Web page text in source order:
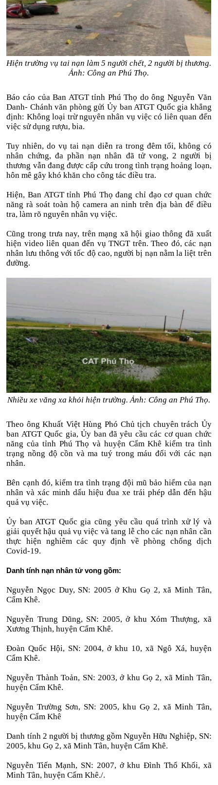
Hiện trường vụ tai nạn làm 5 người chết, 2 người bị thương.
Ảnh: Công an Phú Thọ.
Báo cáo của Ban ATGT tỉnh Phú Thọ do ông Nguyễn Văn
Danh- Chánh văn phòng gửi Ủy ban ATGT Quốc gia khẳng
định: Không loại trừ nguyên nhân vụ việc có liên quan đến
việc sử dụng rượu, bia.
Tuy nhiên, do vụ tai nạn diễn ra trong đêm tối, không có
nhân chứng, đa phần nạn nhân đã tử vong, 2 người bị
thương vẫn đang được cấp cứu trong tình trạng hoảng loạn,
hôn mê gây khó khăn cho công tác điều tra.
Hiện, Ban ATGT tỉnh Phú Thọ đang chỉ đạo cơ quan chức
năng rà soát toàn hộ camera an ninh trên địa bàn để điều
tra, làm rõ nguyên nhân vụ việc.
Cũng trong trưa nay, trên mạng xã hội giao thông đã xuất
hiện video liên quan đến vụ TNGT trên. Theo đó, các nạn
nhân lưu thông với tốc độ cao, người bị nạn nằm la liệt trên
đường.
Nhiều xe văng xa khỏi hiện trường. Ảnh: Công an Phú Thọ.
Theo ông Khuất Việt Hùng Phó Chủ tịch chuyên trách Ủy
ban ATGT Quốc gia, Ủy ban đã yêu cầu các cơ quan chức
năng của tỉnh Phú Thọ và huyện Cẩm Khê kiểm tra tình
trạng nồng độ cồn và ma tuý trong máu đối với các nạn
nhân.
Bên cạnh đó, kiểm tra tình trạng đội mũ bảo hiểm của nạn
nhân và xác minh dấu hiệu đua xe trái phép dẫn đến hậu
quả vụ việc.
Ủy ban ATGT Quốc gia cũng yêu cầu quá trình xử lý và
giải quyết hậu quả vụ việc và tang lễ cho các nạn nhân cần
thực hiện nghiêm các quy định về phòng chống dịch
Covid-19.
Danh tính nạn nhân tử vong gồm:
Nguyễn Ngọc Duy, SN: 2005 ở Khu Gọ 2, xã Minh Tân,
Cẩm Khê.
Nguyễn Trung Dũng, SN: 2005, ở khu Xóm Thượng, xã
Xương Thịnh, huyện Cẩm Khê.
Đoàn Quốc Hội, SN: 2004, ở khu 10, xã Ngô Xá, huyện
Cẩm Khê.
Nguyễn Thành Toản, SN: 2003, ở khu Gọ 2, xã Minh Tân,
huyện Cẩm Khê.
Nguyễn Trường Sơn, SN: 2005, khu Gọ 2, xã Minh Tân,
huyện Cẩm Khê
Danh tính 2 người bị thương gồm Nguyễn Hữu Nghiệp, SN:
2005, khu Gọ 2, xã Minh Tân, huyện Cẩm Khê.
Nguyễn Tiến Mạnh, SN: 2007, ở khu Đình Thổ Khối, xã
Minh Tân, huyện Cẩm Khê./.